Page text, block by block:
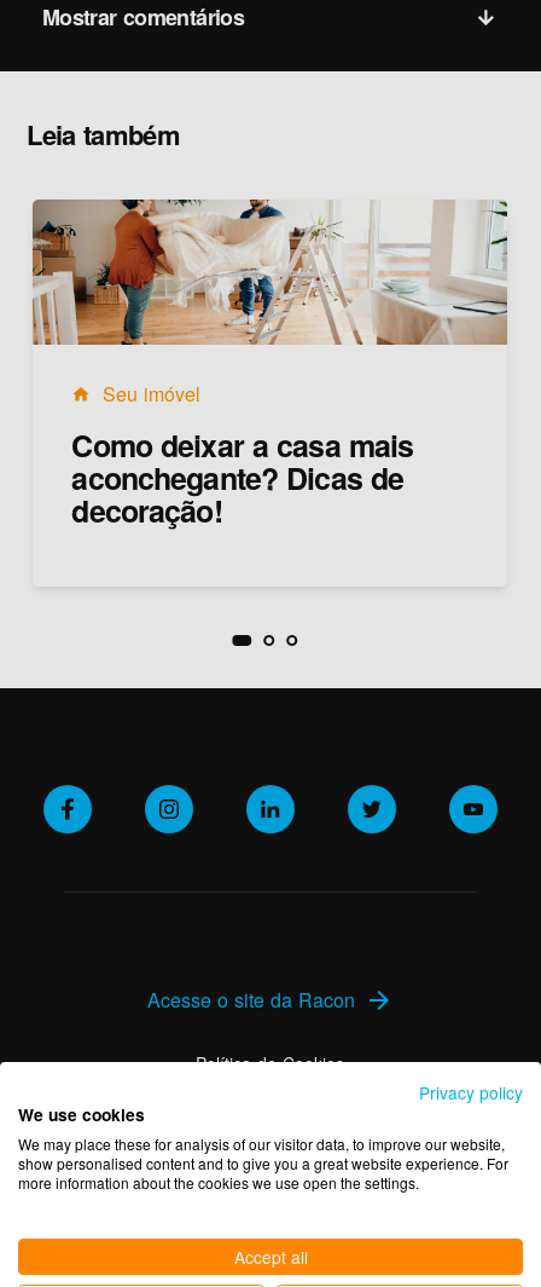
Mostrar comentários
Leia também
home Seu imóvel
Como deixar a casa mais
aconchegante? Dicas de
decoração!
Acesse o site da Racon arrow_forward
Política de Cookies
Privacy policy
We use cookies
We may place these for analysis of our visitor data, to improve our website,
show personalised content and to give you a great website experience. For
more information about the cookies we use open the settings.
Accept all